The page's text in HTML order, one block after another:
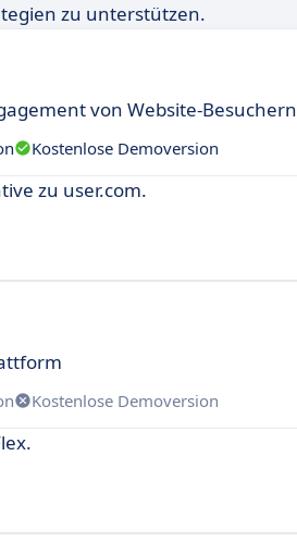
zu unterstützen.
von Website-Besuchern
Kostenlose Demoversion
zu user.com.
Kostenlose Demoversion